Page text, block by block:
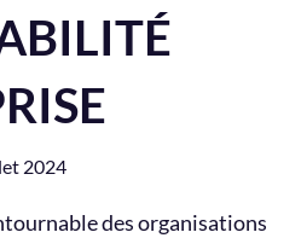
2024
des organisations